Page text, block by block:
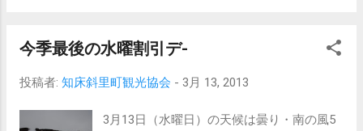
てべチャべチャよりも良いのではと思いま
今季最後の水曜割引デ-
投稿者: 知床斜里町観光協会 - 3月 13, 2013
3月13日（水曜日）の天候は曇り・南の風5